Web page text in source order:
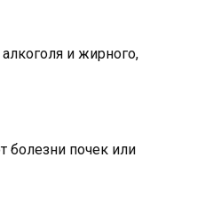
и жирного,
болезни почек или